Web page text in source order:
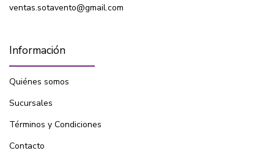
ventas.sotavento@gmail.com
Información
Quiénes somos
Sucursales
Términos y Condiciones
Contacto